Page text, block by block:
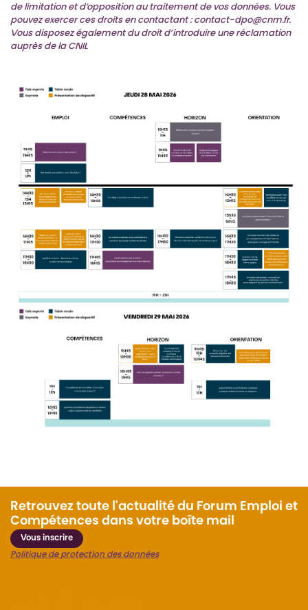
i
n
,
i
de limitation et d’opposition au traitement de vos données. Vous
pouvez exercer ces droits en contactant : contact-dpo@cnm.fr.
Vous disposez également du droit d’introduire une réclamation
auprès de la CNIL
Retrouvez toute l'actualité du Forum Emploi et
Compétences dans votre boîte mail
Vous inscrire
Politique de protection des données